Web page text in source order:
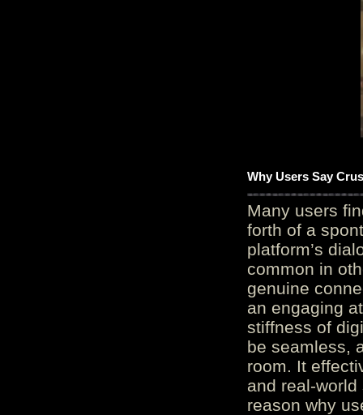
Why Users Say
Many users
forth of a
platform’s
common in
genuine
an engaging
stiffness of
be seamless,
room. It
and real-
reason why